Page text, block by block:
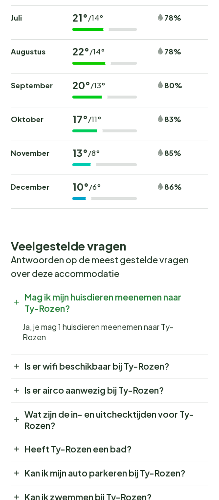
Juli 21°/14° 78%
Augustus 22°/14° 78%
September 20°/13° 80%
Oktober 17°/11° 83%
November 13°/8° 85%
December 10°/6° 86%
Veelgestelde vragen
Antwoorden op de meest gestelde vragen
over deze accommodatie
Mag ik mijn huisdieren meenemen naar
Ty-Rozen?
Ja, je mag 1 huisdieren meenemen naar Ty-
Rozen
Is er wifi beschikbaar bij Ty-Rozen?
Is er airco aanwezig bij Ty-Rozen?
Wat zijn de in- en uitchecktijden voor Ty-
Rozen?
Heeft Ty-Rozen een bad?
Kan ik mijn auto parkeren bij Ty-Rozen?
Kan ik zwemmen bij Ty-Rozen?